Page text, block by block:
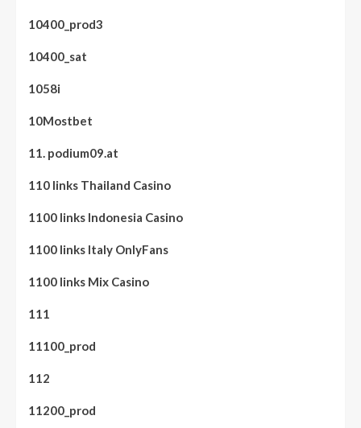
10400_prod3
10400_sat
1058i
10Mostbet
11. podium09.at
110 links Thailand Casino
1100 links Indonesia Casino
1100 links Italy OnlyFans
1100 links Mix Casino
111
11100_prod
112
11200_prod